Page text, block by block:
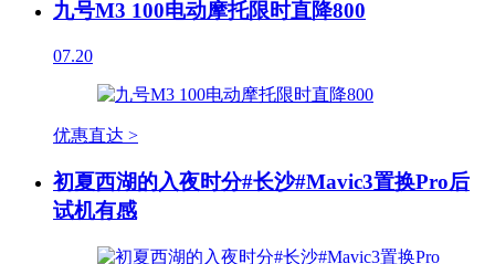
九号M3 100电动摩托限时直降800
07.20
优惠直达 >
初夏西湖的入夜时分#长沙#Mavic3置换Pro后
试机有感